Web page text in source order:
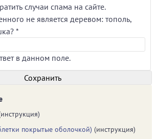
случаи спама на сайте.
не является деревом: тополь,
*
в данном поле.
покрытые оболочкой) (инструкция)